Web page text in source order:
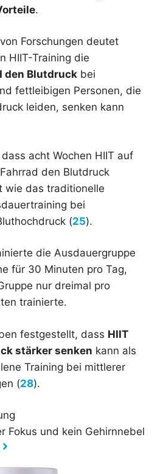
.
Forschungen deutet
HIIT-Training die
den Blutdruck bei
fettleibigen Personen, die
leiden, senken kann
acht Wochen HIIT auf
den Blutdruck
wie das traditionelle
bei
(25).
die Ausdauergruppe
für 30 Minuten pro Tag,
nur dreimal pro
trainierte.
festgestellt, dass HIIT
stärker senken kann als
Training bei mittlerer
(28).
Fokus und kein Gehirnnebel